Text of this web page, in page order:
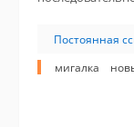
Постоянная
мигалка